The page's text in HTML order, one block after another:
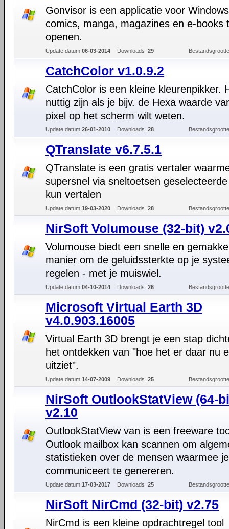
Gonvisor is een applicatie voor
comics, manga, magazines en e-books
openen.
Update datum:06-03-2014 Downloads :29
CatchColor v1.0.9.2
CatchColor is een kleine kleurenpikker.
nuttig zijn als je bijv. de Hexa waarde
pixel op het scherm wilt weten.
Update datum:26-01-2010 Downloads :28
QTranslate v6.7.5.1
QTranslate is een gratis vertaler
supersnel via sneltoetsen
kun vertalen
Update datum:19-03-2020 Downloads :28
NirSoft Volumouse (32-bit)
Volumouse biedt een snelle en
manier om de geluidssterkte op je
regelen - met je muiswiel.
Update datum:04-10-2014 Downloads :26
Microsoft Virtual Earth 3D
v4.0.903.16005
Virtual Earth 3D brengt je een stap
het ontdekken van "hoe het er daar nu
uitziet".
Update datum:14-07-2009 Downloads :25
NirSoft OutlookStatView (64-
v2.10
OutlookStatView van is een freeware
Outlook mailbox kan scannen om
statistieken over de mensen waarmee je
communiceert te genereren.
Update datum:17-03-2017 Downloads :25
NirSoft NirCmd (32-bit) v2.75
NirCmd is een kleine opdrachtregel tool